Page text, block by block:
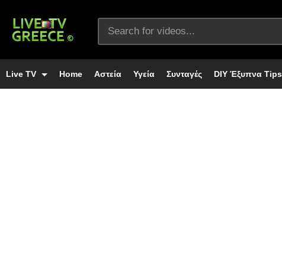
Live TV Home Αστεία Υγεία Συνταγές DIY Έξυπνα Tips